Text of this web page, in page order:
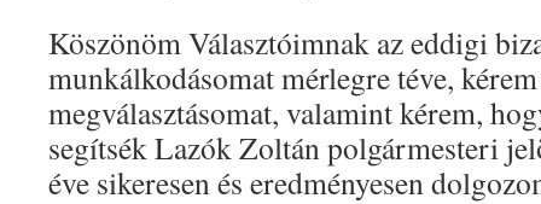
Köszönöm Választóimnak az eddigi
munkálkodásomat mérlegre téve,
megválasztásomat, valamint kérem,
segítsék Lazók Zoltán polgármesteri
éve sikeresen és eredményesen